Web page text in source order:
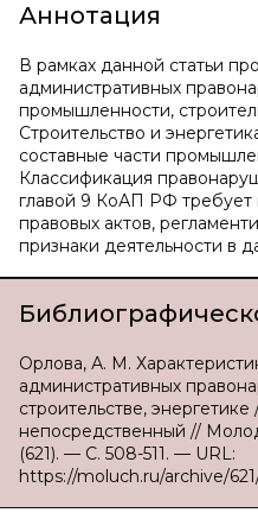
Аннотация
В рамках данной статьи
административных
промышленности,
Строительство и
составные части
Классификация
главой 9 КоАП РФ требует
правовых актов,
признаки деятельности в
Орлова, А. М.
административных
строительстве,
непосредственный //
(621). — С. 508-511. — URL:
https://moluch.ru/archive/